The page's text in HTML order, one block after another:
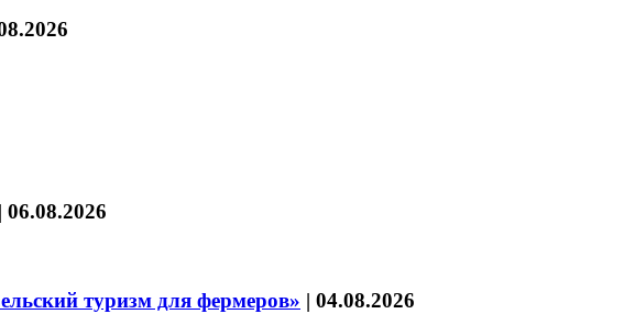
| 06.08.2026
туризм для фермеров» | 04.08.2026